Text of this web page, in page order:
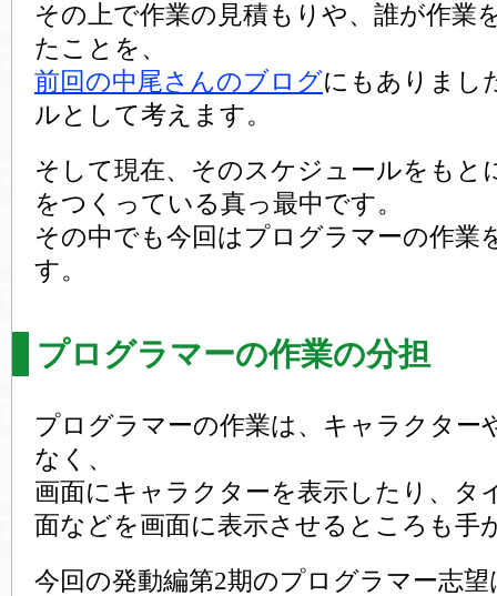
その上で作業の見積もりや、誰が作業
たことを、
前回の中尾さんのブログにもありまし
ルとして考えます。
そして現在、そのスケジュールをもと
をつくっている真っ最中です。
その中でも今回はプログラマーの作業
す。
プログラマーの作業の分担
プログラマーの作業は、キャラクター
なく、
画面にキャラクターを表示したり、タ
面などを画面に表示させるところも手
今回の発動編第2期のプログラマー志